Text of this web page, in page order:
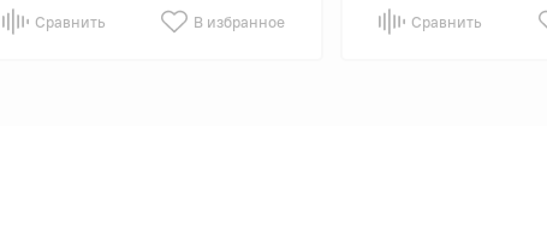
Сравнить В избранное Сравнить